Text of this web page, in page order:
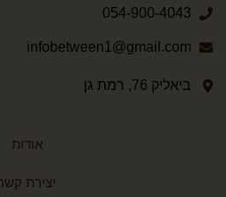
054-900-4043
infobetween1@gmail.com
ביאליק 76, רמת גן
אודות
יצירת